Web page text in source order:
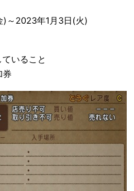
～2023年1月3日(火)
いること
券